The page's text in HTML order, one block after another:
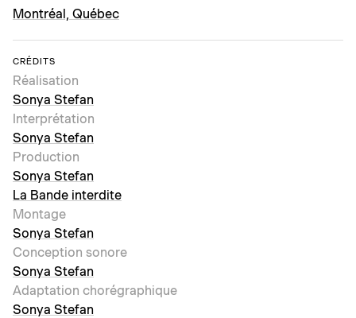
Montréal, Québec
CRÉDITS
Réalisation
Sonya Stefan
Interprétation
Sonya Stefan
Production
Sonya Stefan
La Bande interdite
Montage
Sonya Stefan
Conception sonore
Sonya Stefan
Adaptation chorégraphique
Sonya Stefan